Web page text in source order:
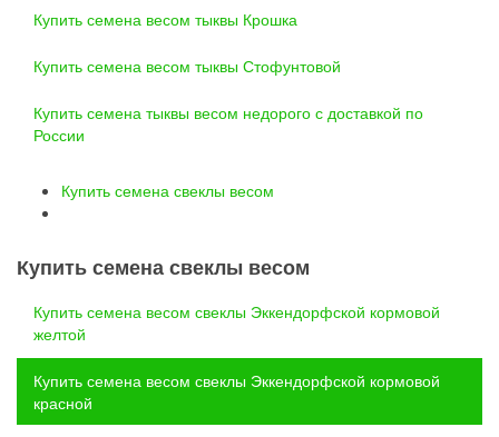
Купить семена весом тыквы Крошка
Купить семена весом тыквы Стофунтовой
Купить семена тыквы весом недорого с доставкой по
России
Купить семена свеклы весом
Купить семена свеклы весом
Купить семена весом свеклы Эккендорфской кормовой
желтой
Купить семена весом свеклы Эккендорфской кормовой
красной